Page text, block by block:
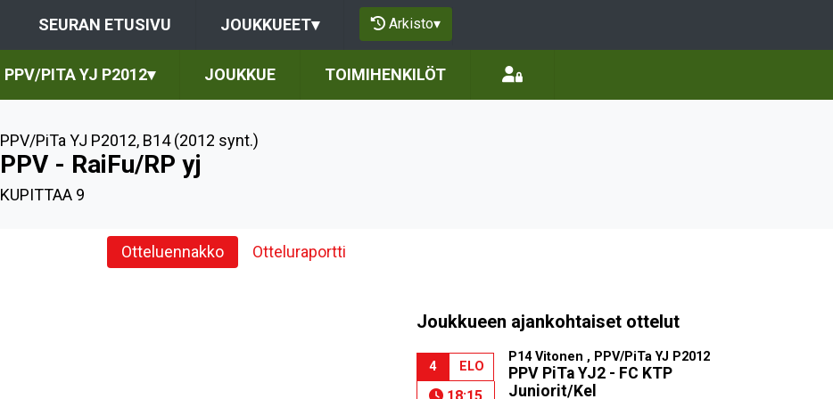
SEURAN ETUSIVU JOUKKUEET▾ Arkisto▾
PPV/PITA YJ P2012▾ JOUKKUE TOIMIHENKILÖT
PPV/PiTa YJ P2012, B14 (2012 synt.)
PPV - RaiFu/RP yj
KUPITTAA 9
Otteluennakko Otteluraportti
Joukkueen ajankohtaiset ottelut
4 ELO
P14 Vitonen , PPV/PiTa YJ P2012
PPV PiTa YJ2 - FC KTP
Juniorit/Kel